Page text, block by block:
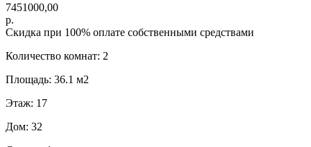
7451000,00
р.
Скидка при 100% оплате собственными средствами
Количество комнат: 2
Площадь: 36.1 м2
Этаж: 17
Дом: 32